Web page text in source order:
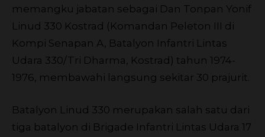
memangku jabatan sebagai Dan Tonpan Yonif
Linud 330 Kostrad (Komandan Peleton III di
Kompi Senapan A, Batalyon Infantri Lintas
Udara 330/Tri Dharma, Kostrad) tahun 1974-
1976, membawahi langsung sekitar 30 prajurit.
Batalyon Linud 330 merupakan salah satu dari
tiga batalyon di Brigade Infantri Lintas Udara 17